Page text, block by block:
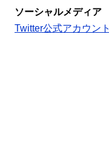
ソーシャルメディア
Twitter公式アカウント